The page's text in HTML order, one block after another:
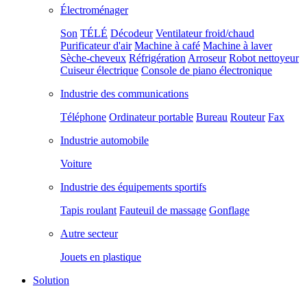
Électroménager
Son TÉLÉ Décodeur Ventilateur froid/chaud
Purificateur d'air Machine à café Machine à laver
Sèche-cheveux Réfrigération Arroseur Robot nettoyeur
Cuiseur électrique Console de piano électronique
Industrie des communications
Téléphone Ordinateur portable Bureau Routeur Fax
Industrie automobile
Voiture
Industrie des équipements sportifs
Tapis roulant Fauteuil de massage Gonflage
Autre secteur
Jouets en plastique
Solution